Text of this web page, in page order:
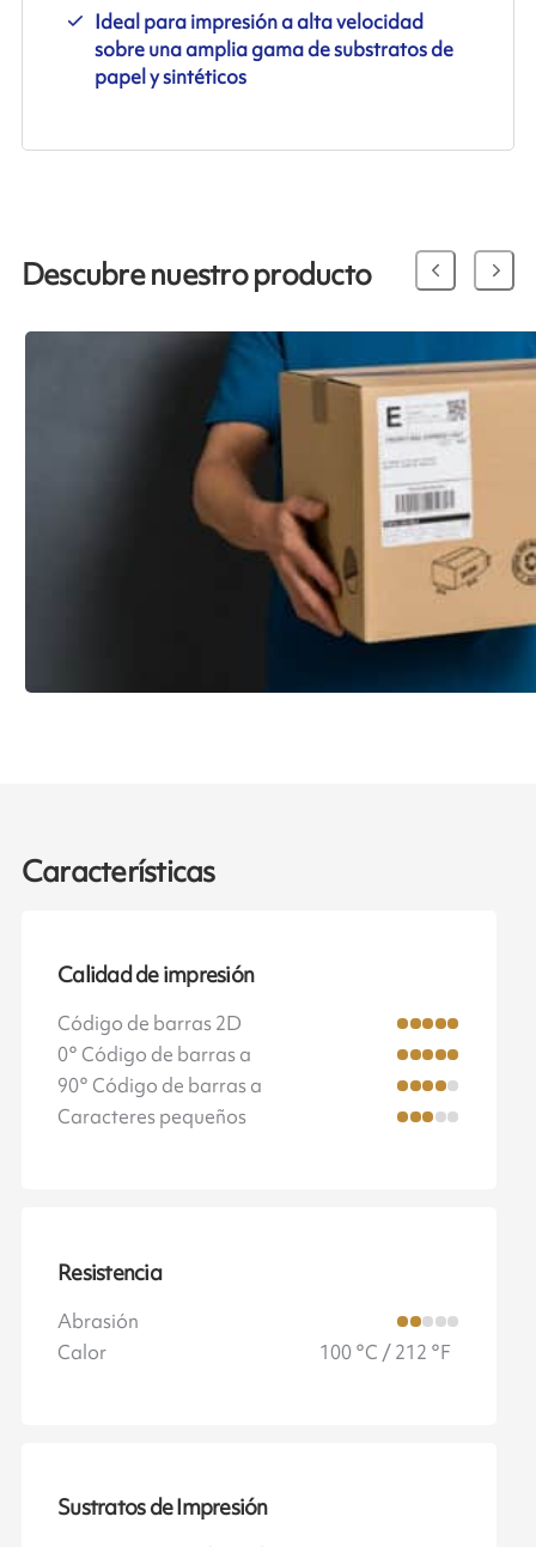
Ideal para impresión a alta velocidad
sobre una amplia gama de substratos de
papel y sintéticos
Descubre nuestro producto
Características
Calidad de impresión
Código de barras 2D
0° Código de barras a
90° Código de barras a
Caracteres pequeños
Resistencia
Abrasión
Calor
100 °C / 212 °F
Sustratos de Impresión